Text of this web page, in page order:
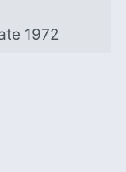
1972